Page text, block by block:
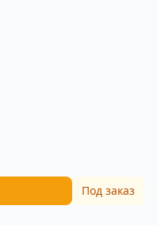
Под заказ